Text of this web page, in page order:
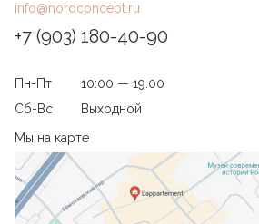
info@nordconcept.ru
+7 (903) 180-40-90
Пн-Пт
10:00 — 19.00
Сб-Вс
Выходной
Мы на карте